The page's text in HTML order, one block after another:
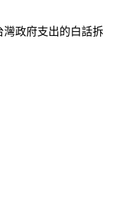
政府支出的白話拆